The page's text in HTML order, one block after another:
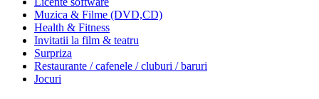
Muzica & Filme (DVD,CD)
Health & Fitness
Invitatii la film & teatru
Surpriza
Restaurante / cafenele / cluburi / baruri
Jocuri